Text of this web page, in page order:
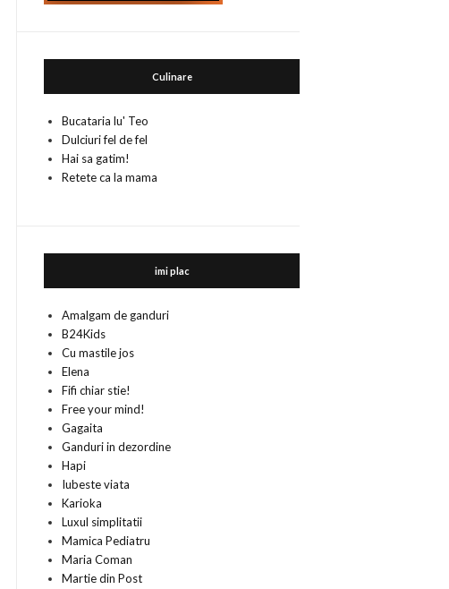
Culinare
Bucataria lu' Teo
Dulciuri fel de fel
Hai sa gatim!
Retete ca la mama
imi plac
Amalgam de ganduri
B24Kids
Cu mastile jos
Elena
Fifi chiar stie!
Free your mind!
Gagaita
Ganduri in dezordine
Hapi
Iubeste viata
Karioka
Luxul simplitatii
Mamica Pediatru
Maria Coman
Martie din Post